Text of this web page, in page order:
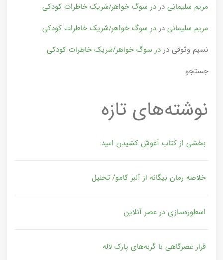
مریم سلیمانی در در سوگ خواهر/شریک خاطرات کودکی
مریم سلیمانی در در سوگ خواهر/شریک خاطرات کودکی
نسیم وثوقی در در سوگ خواهر/شریک خاطرات کودکی
جستجو
نوشته‌های تازه
بخشی از کتاب آغوش کشیدن امید
خلاصه رمان بیگانه از آلبر کامو/ تحلیل
اسطوره‌سازی در عصر آنلاین
قرار عصرگاهی با گربه‌های پارک لاله